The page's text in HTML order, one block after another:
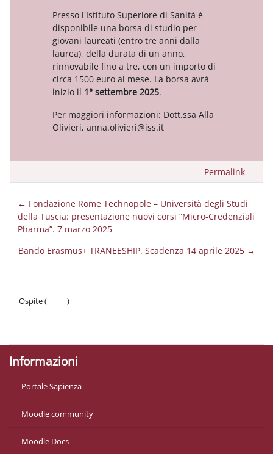
Presso l'Istituto Superiore di Sanità è
disponibile una borsa di studio per
giovani laureati (entro tre anni dalla
laurea), della durata di un anno,
rinnovabile fino a tre, con un importo di
circa 1500 euro al mese. La borsa avrà
inizio il 1° settembre 2025.
Per maggiori informazioni: Dott.ssa Alla
Olivieri, anna.olivieri@iss.it
Permalink
← Fondazione Rome Technopole – Università degli Studi
della Tuscia: presentazione nuovi corsi “Micro-Credenziali
Pharma”. 7 marzo 2025
Bando Erasmus+ TRANEESHIP. Scadenza 14 aprile 2025 →
Ospite (
)
Informazioni
Portale Sapienza
Moodle community
Moodle Docs